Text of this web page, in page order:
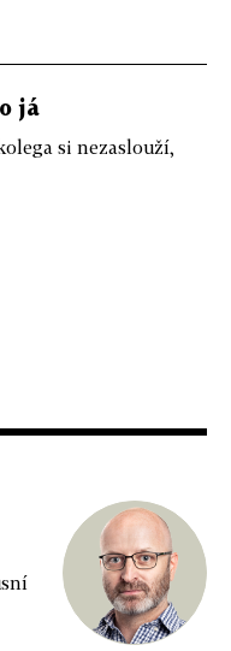
já
si nezaslouží,